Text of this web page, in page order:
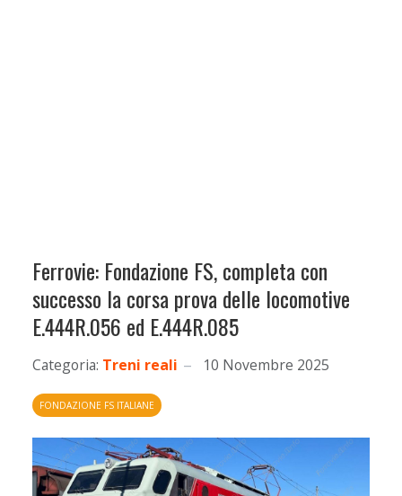
Ferrovie: Fondazione FS, completa con
successo la corsa prova delle locomotive
E.444R.056 ed E.444R.085
Categoria: Treni reali 10 Novembre 2025
FONDAZIONE FS ITALIANE